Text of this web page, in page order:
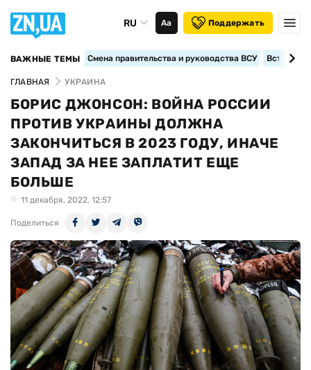
RU Аа Поддержать
ВАЖНЫЕ ТЕМЫ Смена правительства и руководства ВСУ
ГЛАВНАЯ УКРАИНА
БОРИС ДЖОНСОН: ВОЙНА РОССИИ
ПРОТИВ УКРАИНЫ ДОЛЖНА
ЗАКОНЧИТЬСЯ В 2023 ГОДУ, ИНАЧЕ
ЗАПАД ЗА НЕЕ ЗАПЛАТИТ ЕЩЕ
БОЛЬШЕ
11 декабря, 2022, 12:57
Поделиться